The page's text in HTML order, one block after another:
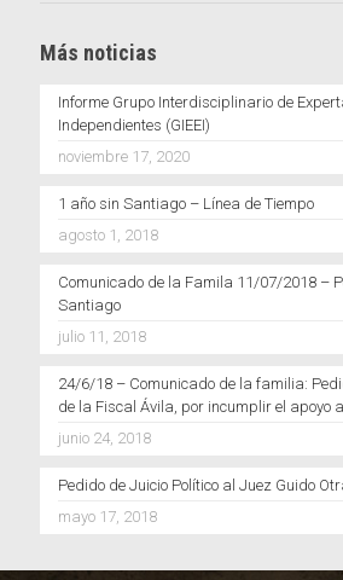
Más noticias
Informe Grupo Interdisciplinario de
Independientes (GIEEI)
noviembre 17, 2020
1 año sin Santiago – Línea de Tiempo
agosto 1, 2018
Comunicado de la Famila 11/07/2018 –
Santiago
julio 11, 2018
24/6/18 – Comunicado de la familia:
de la Fiscal Ávila, por incumplir el apoyo
junio 24, 2018
Pedido de Juicio Político al Juez Guido
mayo 17, 2018